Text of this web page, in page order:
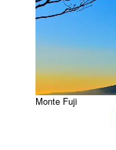
Monte Fuji